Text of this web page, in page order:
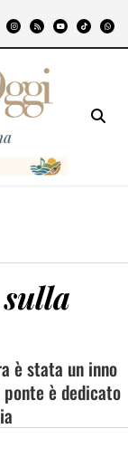
è stata un inno
è dedicato